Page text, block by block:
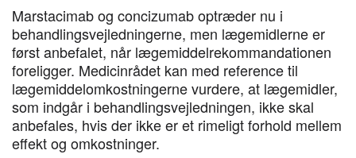
Marstacimab og concizumab optræder nu i
behandlingsvejledningerne, men lægemidlerne er
først anbefalet, når lægemiddelrekommandationen
foreligger. Medicinrådet kan med reference til
lægemiddelomkostningerne vurdere, at lægemidler,
som indgår i behandlingsvejledningen, ikke skal
anbefales, hvis der ikke er et rimeligt forhold mellem
effekt og omkostninger.